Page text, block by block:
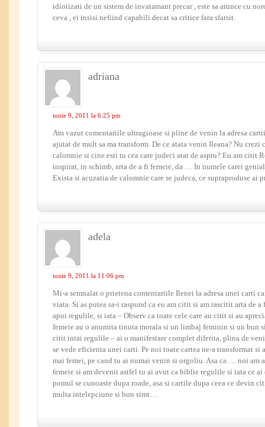
idiotizati de un sistem de invatamant precar , este sa arunce cu
ceva , ei insisi nefiind capabili decat sa critice fara sfarsit.
adriana
iunie 9, 2011 la 6:25 pm
Am vazut comentariile ultragioase si pline de venin la adresa
ajutat de mult sa ma transform. De ce atata venin Ileana? Nu crezi
calomnie si cine esti tu cea care judeci atat de aspru? Eu am citit
inspirat, in schimb, arta de a fi femeie, da … In numele carei
Exista si acuzatia de calomnie care se judeca, ce supraproduse ai
adela
iunie 9, 2011 la 11:06 pm
Mi-a semnalat o prietena comentariile Ilenei la adresa unei carti
viata. Si as putea sa-i raspund ca eu am citit si am rascitit arta de
apoi regulile, si iata – Observ ca toate cele care au citit si au
femeie au o anumita tinuta morala si un limbaj feminin si un bun
citit intai regulile – ai o manifestare complet diferita, plina de
se vede eficienta unei carti. Pe noi toate cartea ne-a transformat si
mai femei, pe cand tu ai numai venin si orgoliu. Asa ca … noi am
femeie si am devenit astfel tu ai avut ca biblie regulile si iata ce
pomul se cunoaste dupa roade, asa si cartile dupa ceea ce devin
multa intelepciune si bun simt…